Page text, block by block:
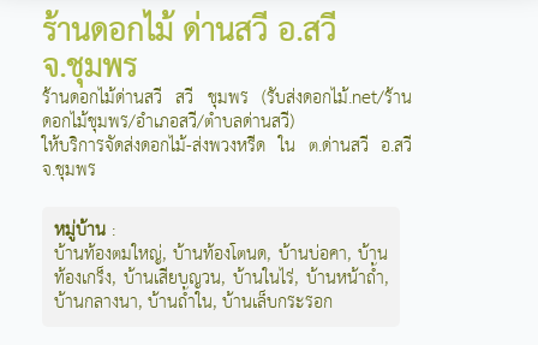
ร้านดอกไม้ ด่านสวี อ.สวี
จ.ชุมพร
ร้านดอกไม้ด่านสวี สวี ชุมพร (รับส่งดอกไม้.net/ร้าน
ดอกไม้ชุมพร/อำเภอสวี/ตำบลด่านสวี)
ให้บริการจัดส่งดอกไม้-ส่งพวงหรีด ใน ต.ด่านสวี อ.สวี
จ.ชุมพร
หมู่บ้าน :
บ้านท้องตมใหญ่,บ้านท้องโตนด, บ้านบ่อคา,บ้าน
ท้องเกร็ง,บ้านเสียบญวน,บ้านในไร่,บ้านหน้าถ้ำ,
บ้านกลางนา,บ้านถ้ำใน,บ้านเล็บกระรอก